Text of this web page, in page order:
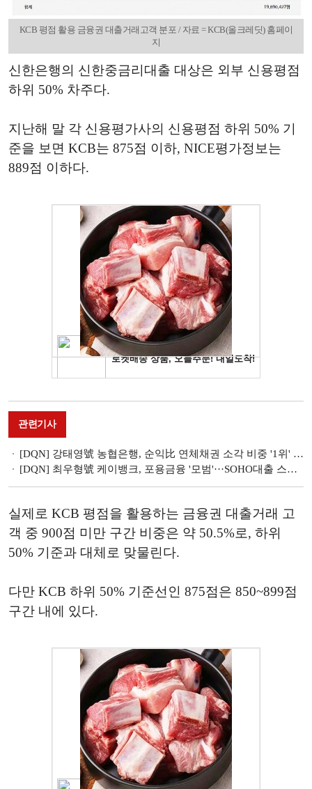
KCB 평점 활용 금융권 대출거래고객 분포 / 자료 = KCB(올크레딧) 홈페이
지
신한은행의 신한중금리대출 대상은 외부 신용평점
하위 50% 차주다.
지난해 말 각 신용평가사의 신용평점 하위 50% 기
준을 보면 KCB는 875점 이하, NICE평가정보는
889점 이하다.
관련기사
[DQN] 강태영號 농협은행, 순익比 연체채권 소각 비중 '1위' [은행권 포용금융 점검]
[DQN] 최우형號 케이뱅크, 포용금융 '모범'···SOHO대출 스프레드 '최저' [은행권 금리 전략 점검]
실제로 KCB 평점을 활용하는 금융권 대출거래 고
객 중 900점 미만 구간 비중은 약 50.5%로, 하위
50% 기준과 대체로 맞물린다.
다만 KCB 하위 50% 기준선인 875점은 850~899점
구간 내에 있다.